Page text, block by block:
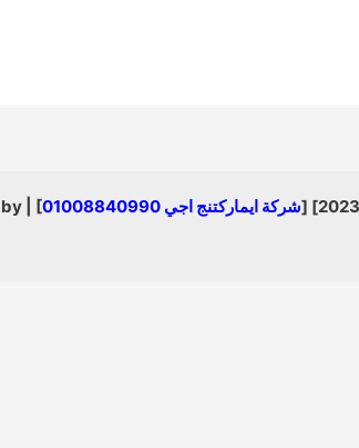
شركة ايماركتنج اجي 01008840990 ] | Powered by